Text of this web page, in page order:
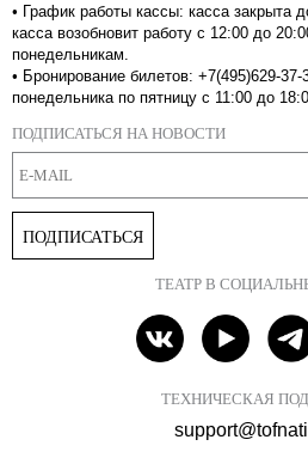
• График работы кассы: касса закрыта
касса возобновит работу с 12:00 до
понедельникам.
• Бронирование билетов: +7(495)629-
понедельника по пятницу с 11:00 до
ПОДПИСАТЬСЯ НА НОВОСТИ
ПОДПИСАТЬСЯ
ТЕАТР В
ТЕХНИЧЕСКАЯ